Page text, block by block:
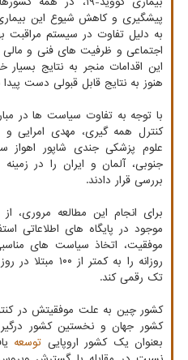
پیشگیری و کاهش شیوع این
به دلیل تفاوت در سیستم مراقبت
اجتماعی و ظرفیت های فنی و مالی
این اقدامات منجر به نتایج
هنوز به نتایج قابل قبولی دست پیدا
با توجه به تفاوت سیاست ها در
کنترل همه گیری، مهدی امرایی و
علوم پزشکی جندی شاپور
بررسی قرار دادند.
برای انجام این مطالعه مروری،
موجود در پایگاه های اطلاعاتی
موفقیت، اتخاذ سیاست های
روزانه را به
تک رقمی کند.
کشور چین به علت موفقیتش در
بعنوان یک کشور اروپایی توسعه